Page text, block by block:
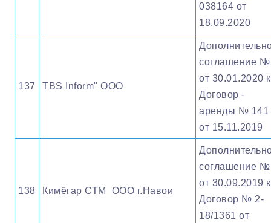
038164 от
18.09.2020
137 TBS Inform" OOO
соглашение №
от 30.01.2020 к
Договор -
аренды № 141
от 15.11.2019
138 Кимёгар СТМ ООО г.Навои
соглашение №
от 30.09.2019 к
Договор № 2-
18/1361 от